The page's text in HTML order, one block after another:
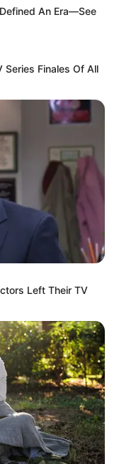
An Era—See
Series Finales Of All
Left Their TV